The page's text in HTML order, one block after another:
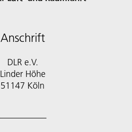
Anschrift
DLR e.V.
Linder Höhe
51147 Köln